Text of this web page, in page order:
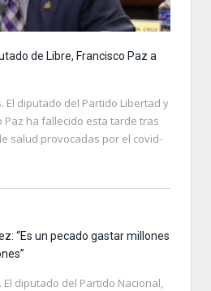
de Libre, Francisco Paz a
El diputado del Partido Libertad y
Paz ha fallecido esta tarde tras
salud provocadas por el covid-
“Es un pecado gastar millones
diputado del Partido Nacional,